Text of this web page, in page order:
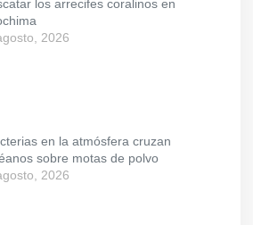
los arrecifes coralinos en
2026
en la atmósfera cruzan
sobre motas de polvo
2026